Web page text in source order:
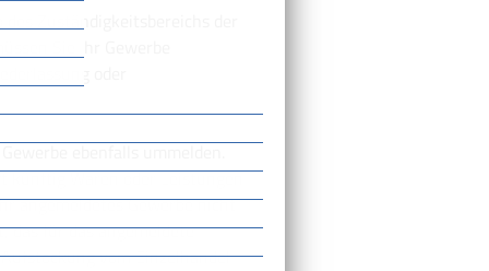
Zuständigkeitsbereichs der
Sie Ihr Gewerbe
oder
ebenfalls ummelden.
künftig Waren oder Leistungen
angemeldetes Gewerbe nicht
das für das angemeldete
vom Einzelhandel